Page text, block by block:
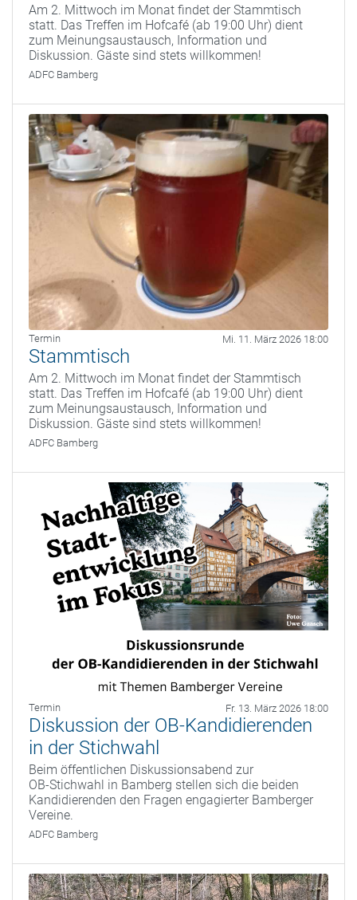
Am 2. Mittwoch im Monat findet der Stammtisch
statt. Das Treffen im Hofcafé (ab 19:00 Uhr) dient
zum Meinungsaustausch, Information und
Diskussion. Gäste sind stets willkommen!
ADFC Bamberg
Termin Mi. 11. März 2026 18:00
Stammtisch
Am 2. Mittwoch im Monat findet der Stammtisch
statt. Das Treffen im Hofcafé (ab 19:00 Uhr) dient
zum Meinungsaustausch, Information und
Diskussion. Gäste sind stets willkommen!
ADFC Bamberg
Termin Fr. 13. März 2026 18:00
Diskussion der OB-Kandidierenden
in der Stichwahl
Beim öffentlichen Diskussionsabend zur
OB‑Stichwahl in Bamberg stellen sich die beiden
Kandidierenden den Fragen engagierter Bamberger
Vereine.
ADFC Bamberg